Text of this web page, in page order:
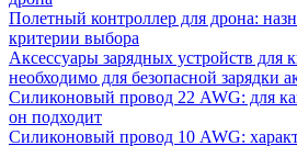
Полетный контроллер для дрона:
критерии выбора
Аксессуары зарядных устройств для
необходимо для безопасной зарядки
Силиконовый провод 22 AWG: для
он подходит
Силиконовый провод 10 AWG: